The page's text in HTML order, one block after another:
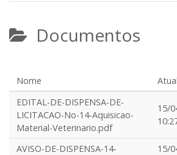
Documentos
Nome
EDITAL-DE-DISPENSA-DE-
LICITACAO-No-14-Aquisicao-
Material-Veterinario.pdf
15/
AVISO-DE-DISPENSA-14-
15/